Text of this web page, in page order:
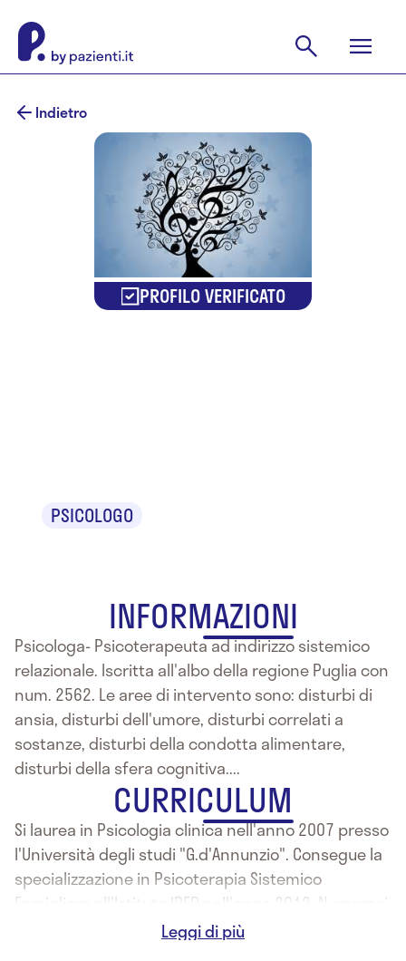
Indietro
PROFILO VERIFICATO
PSICOLOGO
INFORMAZIONI
Psicologa- Psicoterapeuta ad indirizzo sistemico
relazionale. Iscritta all'albo della regione Puglia con
num. 2562. Le aree di intervento sono: disturbi di
ansia, disturbi dell'umore, disturbi correlati a
sostanze, disturbi della condotta alimentare,
disturbi della sfera cognitiva....
CURRICULUM
Si laurea in Psicologia clinica nell'anno 2007 presso
l'Università degli studi "G.d'Annunzio". Consegue la
specializzazione in Psicoterapia Sistemico
Famigliare all'Istituto IPFR nell'anno 2012. Numerosi
sono i titoli e qualifiche ottenute nella sua carriera.